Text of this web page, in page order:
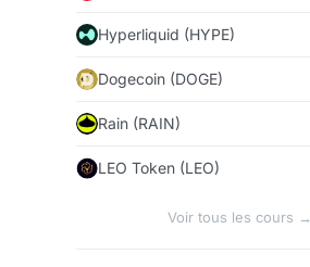
Hyperliquid (HYPE)
Dogecoin (DOGE)
Rain (RAIN)
LEO Token (LEO)
Voir tous les cours →